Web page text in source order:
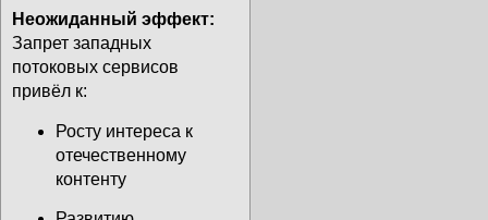
Неожиданный эффект:
Запрет западных
потоковых сервисов
привёл к:
Росту интереса к
отечественному
контенту